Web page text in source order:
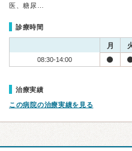
医、糖尿…
診療時間
月
08:30-14:00
治療実績
この病院の治療実績を見る